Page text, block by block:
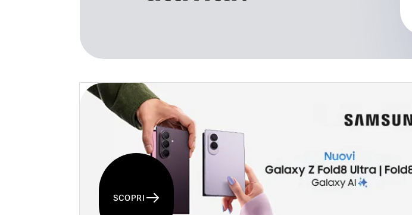
SCOPRI